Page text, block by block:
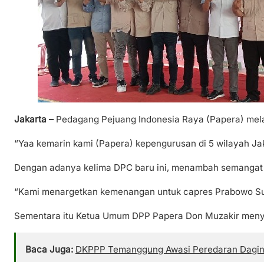
Jakarta –Pedagang Pejuang Indonesia Raya (Papera)
“Yaa kemarin kami (Papera) kepengurusan di 5 wilayah
Dengan adanya kelima DPC baru ini, menambah
“Kami menargetkan kemenangan untuk capres Prabowo
Sementara itu Ketua Umum DPP Papera Don Muzakir
Baca Juga: DKPPP Temanggung Awasi Peredaran